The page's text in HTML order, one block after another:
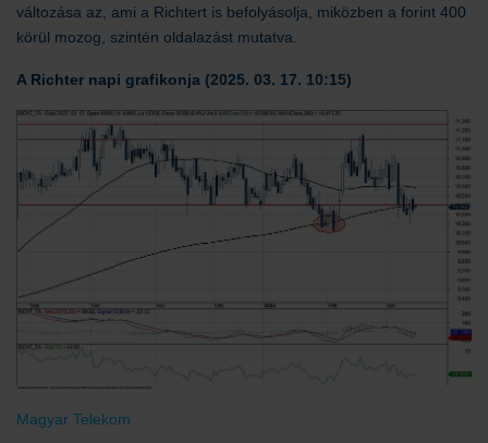
változása az, ami a Richtert is befolyásolja, miközben a forint 400
körül mozog, szintén oldalazást mutatva.
A Richter napi grafikonja (2025. 03. 17. 10:15)
Magyar Telekom